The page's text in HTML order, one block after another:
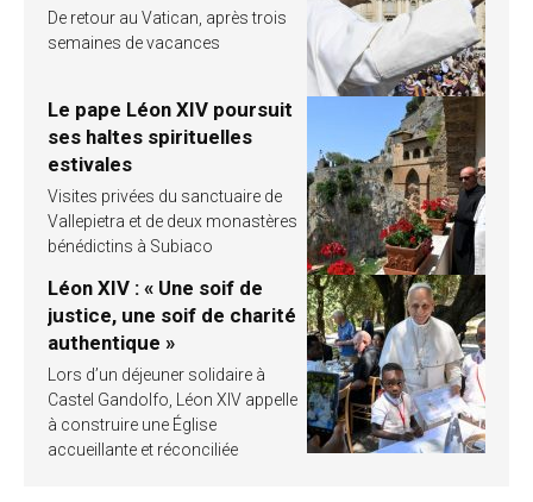
De retour au Vatican, après trois
semaines de vacances
Le pape Léon XIV poursuit
ses haltes spirituelles
estivales
Visites privées du sanctuaire de
Vallepietra et de deux monastères
bénédictins à Subiaco
Léon XIV : « Une soif de
justice, une soif de charité
authentique »
Lors d’un déjeuner solidaire à
Castel Gandolfo, Léon XIV appelle
à construire une Église
accueillante et réconciliée